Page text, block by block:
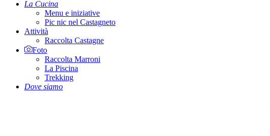
La Cucina
Menu e iniziative
Pic nic nel Castagneto
Attività
Raccolta Castagne
Foto
Raccolta Marroni
La Piscina
Trekking
Dove siamo